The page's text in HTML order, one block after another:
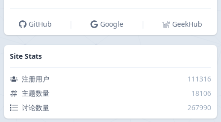
GitHub Google GeekHub
Site Stats
注册用户
111316
主题数量
18106
讨论数量
267990